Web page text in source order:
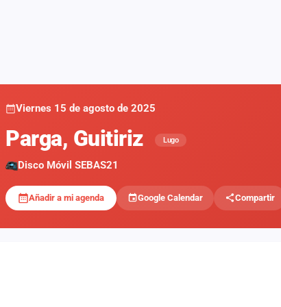
Viernes 15 de agosto de 2025
Parga, Guitiriz Lugo
Disco Móvil SEBAS21
Añadir a mi agenda Google Calendar Compartir